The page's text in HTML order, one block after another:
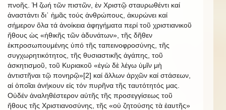
πνοῆς. Ἡ ζωή τῶν πιστῶν, ἐν Χριστῷ σταυρωθέντι καί
ἀναστάντι δι᾿ ἡμᾶς τούς ἀνθρώπους, ἀκυρώνει καί
σήμερον ὅλα τά ἀνοίκεια ἀφηγήματα περί τοῦ χριστιανικοῦ
ἤθους ὡς «ἠθικῆς τῶν ἀδυνάτων», τῆς δῆθεν
ἐκπροσωπουμένης ὑπό τῆς ταπεινοφροσύνης, τῆς
συγχωρητικότητος, τῆς θυσιαστικῆς ἀγάπης, τοῦ
ἀσκητισμοῦ, τοῦ Κυριακοῦ «ἐγὼ δὲ λέγω ὑμῖν μὴ
ἀντιστῆναι τῷ πονηρῷ»[2] καί ἄλλων ἀρχῶν καί στάσεων,
αἱ ὁποῖαι ἀνήκουν εἰς τόν πυρῆνα τῆς ταυτότητός μας.
Οὐδέν ἀναληθέστερον αὐτῆς τῆς προσεγγίσεως τοῦ
ἤθους τῆς Χριστιανοσύνης, τῆς «οὐ ζητούσης τὰ ἑαυτῆς»